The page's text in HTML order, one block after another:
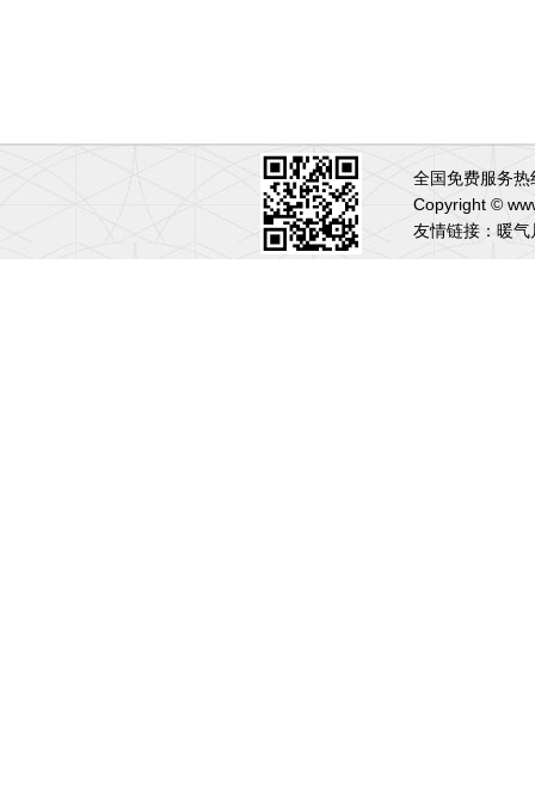
全国免费服务
Copyright ©
友情链接： 暖气